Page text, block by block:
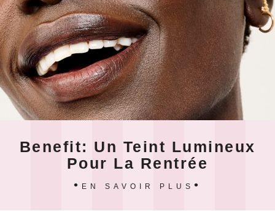
Benefit: Un Teint Lumineux
Pour La Rentrée
EN SAVOIR PLUS